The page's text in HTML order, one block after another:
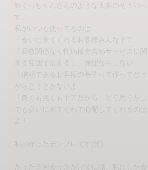
めぐっちゃんさんのような太客のそうい